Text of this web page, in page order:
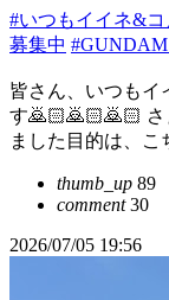
#いつもイイネ&コ
募集中
皆さん、いつもイ
す🙇🏻️🙇🏻️🙇🏻️
ました目的は、こ
thumb_up 89
comment30
2026/07/05 19:56